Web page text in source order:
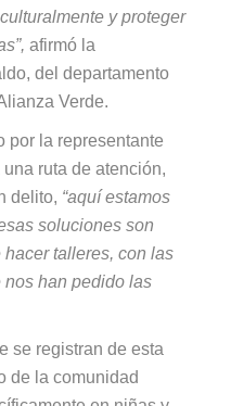
y proteger
afirmó la
del departamento
Verde.
por la representante
ruta de atención,
delito, “aquí estamos
soluciones son
talleres, con las
han pedido las
se registran de esta
de la comunidad